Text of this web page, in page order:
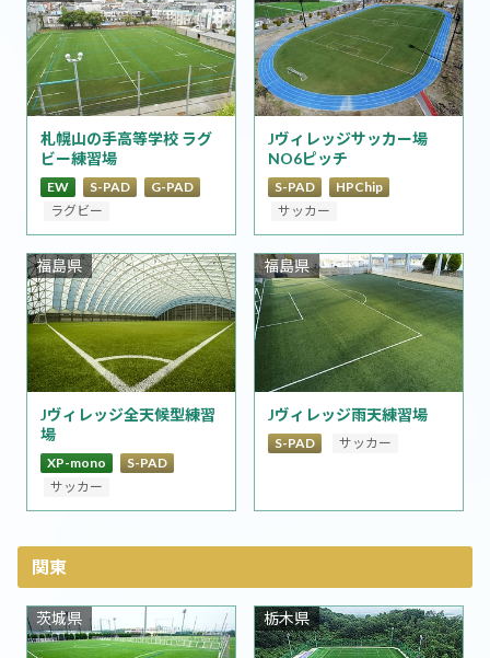
札幌山の手高等学校 ラグ
ビー練習場
EW S-PAD
G-PAD
ラグビー
Jヴィレッジサッカー場
NO6ピッチ
S-PAD
HPChip
サッカー
Jヴィレッジ全天候型練習
場
福島県
XP-mono
S-PAD
サッカー
Jヴィレッジ雨天練習場
福島県
S-PAD サッカー
関東
茨城県 栃木県